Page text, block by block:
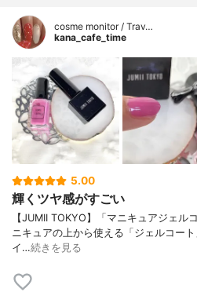
cosme monitor / Trav…
kana_cafe_time
5.00
輝くツヤ感がすごい
【JUMII TOKYO】「マニキュアジェ
ニキュアの上から使える「ジェルコー
イ…続きを見る